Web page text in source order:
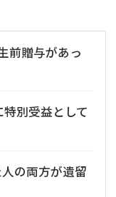
前贈与があっ
別受益として
の両方が遺留